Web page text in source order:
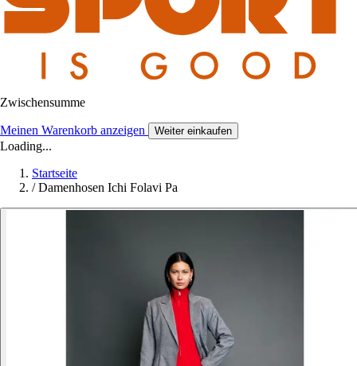
Zwischensumme
Meinen Warenkorb anzeigen Weiter einkaufen
Loading...
Startseite
/ Damenhosen Ichi Folavi Pa